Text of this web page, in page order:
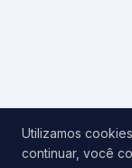
Utilizamos
continuar, você